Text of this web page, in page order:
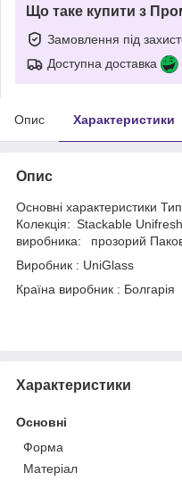
Що таке купити з
Замовлення під
Доступна доставка
Опис Характеристики
Опис
Основні характеристики
Колекція: Stackable
виробника: прозорий
Виробник : UniGlass
Країна виробник : Болгарія
Характеристики
Основні
Форма
Матеріал